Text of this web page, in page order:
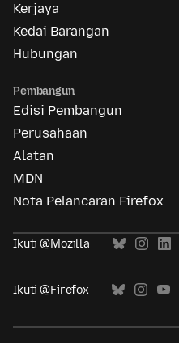
Kerjaya
Kedai Barangan
Hubungan
Pembangun
Edisi Pembangun
Perusahaan
Alatan
MDN
Nota Pelancaran Firefox
Ikuti @Mozilla
Ikuti @Firefox